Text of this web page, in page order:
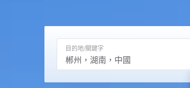
目的地/關鍵字